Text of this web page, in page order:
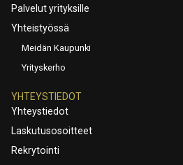
Palvelut yrityksille
Yhteistyössä
Meidän Kaupunki
Yrityskerho
YHTEYSTIEDOT
Yhteystiedot
Laskutusosoitteet
Rekrytointi